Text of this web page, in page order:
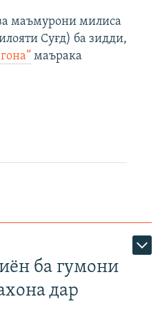
маъмурони милиса
Суғд) ба зидди,
маърака
ба гумони
дар